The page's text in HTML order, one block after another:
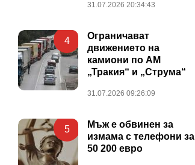
31.07.2026 20:34:43
4
Ограничават
движението на
камиони по АМ
„Тракия“ и „Струма“
31.07.2026 09:26:09
5
Мъж е обвинен за
измама с телефони за
50 200 евро